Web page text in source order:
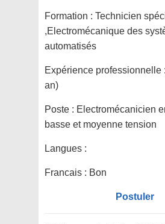
Formation : Technicien
,Electromécanique des
automatisés
Expérience professionnelle :
an)
Poste : Electromécanicien
basse et moyenne tension
Langues :
Francais : Bon
Postuler